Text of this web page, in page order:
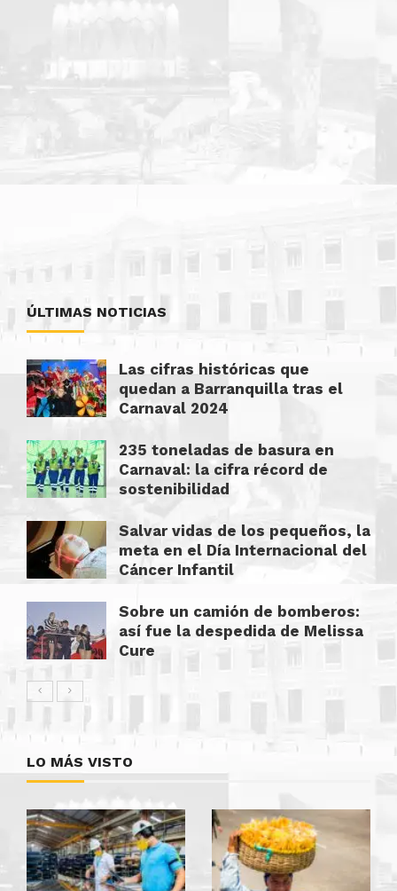
ÚLTIMAS NOTICIAS
Las cifras históricas que
quedan a Barranquilla tras el
Carnaval 2024
235 toneladas de basura en
Carnaval: la cifra récord de
sostenibilidad
Salvar vidas de los pequeños, la
meta en el Día Internacional del
Cáncer Infantil
Sobre un camión de bomberos:
así fue la despedida de Melissa
Cure
LO MÁS VISTO